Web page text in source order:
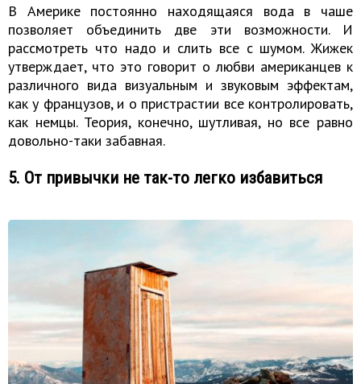
В Америке постоянно находящаяся вода в чаше
позволяет объединить две эти возможности. И
рассмотреть что надо и слить все с шумом. Жижек
утверждает, что это говорит о любви американцев к
различного вида визуальным и звуковым эффектам,
как у французов, и о пристрастии все контролировать,
как немцы. Теория, конечно, шутливая, но все равно
довольно-таки забавная.
5. От привычки не так-то легко избавиться